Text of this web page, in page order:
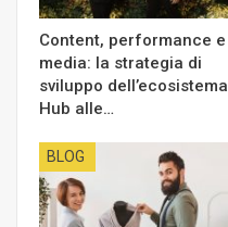
Content, performance e
media: la strategia di
sviluppo dell’ecosistema
Hub alle…
BLOG